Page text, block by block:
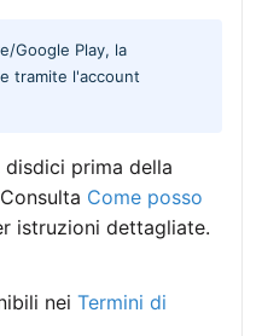
Google Play, la
tramite l'account
prima della
Come posso
istruzioni dettagliate.
nei Termini di